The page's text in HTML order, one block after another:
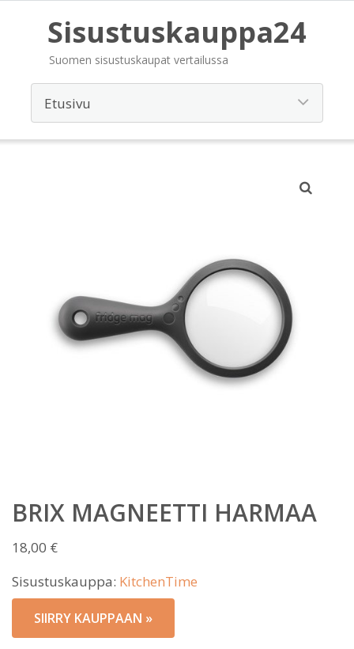
Sisustuskauppa24
Suomen sisustuskaupat vertailussa
BRIX MAGNEETTI HARMAA
18,00 €
Sisustuskauppa: KitchenTime
SIIRRY KAUPPAAN »